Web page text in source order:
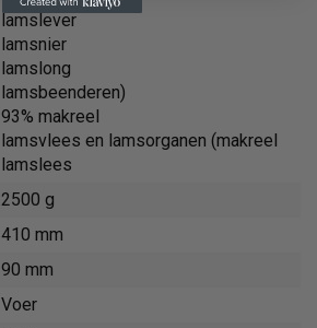
lamslever
lamsnier
lamslong
lamsbeenderen)
93% makreel
lamsvlees en lamsorganen (makreel
lamslees
2500 g
410 mm
90 mm
Voer